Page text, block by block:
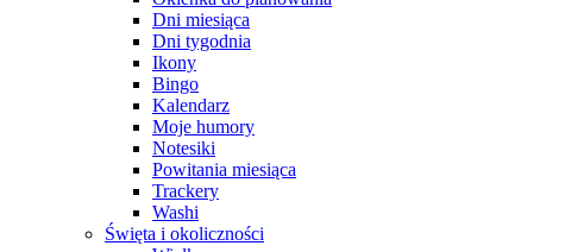
Dni miesiąca
Dni tygodnia
Ikony
Bingo
Kalendarz
Moje humory
Notesiki
Powitania miesiąca
Trackery
Washi
Święta i okoliczności